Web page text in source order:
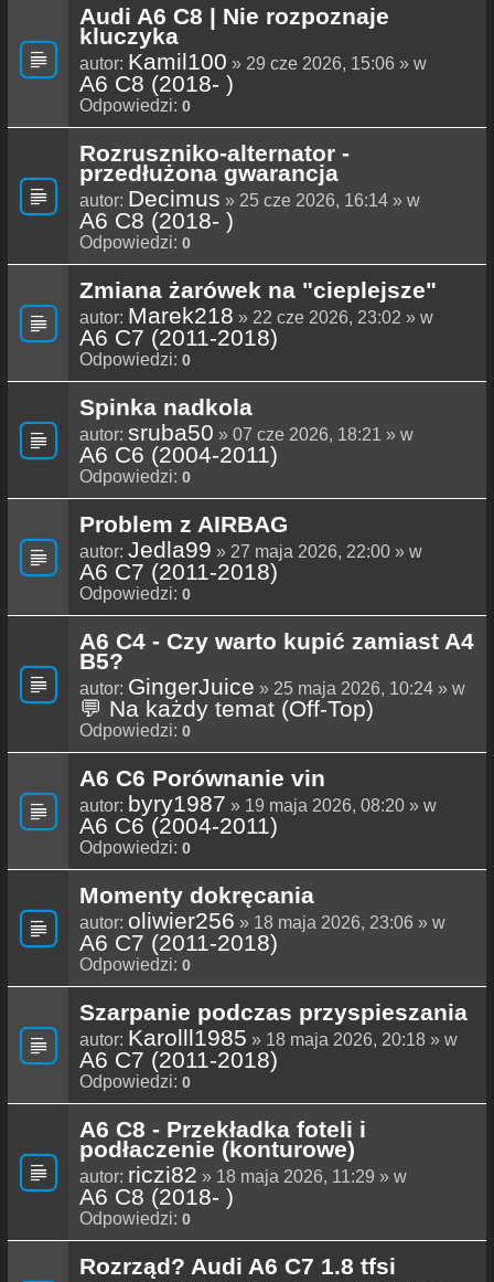
Audi A6 C8 | Nie rozpoznaje
kluczyka
autor: Kamil100 » 29 cze 2026, 15:06 » w
A6 C8 (2018- )
Odpowiedzi: 0
Rozruszniko-alternator -
przedłużona gwarancja
autor: Decimus » 25 cze 2026, 16:14 » w
A6 C8 (2018- )
Odpowiedzi: 0
Zmiana żarówek na "cieplejsze"
autor: Marek218 » 22 cze 2026, 23:02 » w
A6 C7 (2011-2018)
Odpowiedzi: 0
Spinka nadkola
autor: sruba50 » 07 cze 2026, 18:21 » w
A6 C6 (2004-2011)
Odpowiedzi: 0
Problem z AIRBAG
autor: Jedla99 » 27 maja 2026, 22:00 » w
A6 C7 (2011-2018)
Odpowiedzi: 0
A6 C4 - Czy warto kupić zamiast A4
B5?
autor: GingerJuice » 25 maja 2026, 10:24 » w
💬 Na każdy temat (Off-Top)
Odpowiedzi: 0
A6 C6 Porównanie vin
autor: byry1987 » 19 maja 2026, 08:20 » w
A6 C6 (2004-2011)
Odpowiedzi: 0
Momenty dokręcania
autor: oliwier256 » 18 maja 2026, 23:06 » w
A6 C7 (2011-2018)
Odpowiedzi: 0
Szarpanie podczas przyspieszania
autor: Karolll1985 » 18 maja 2026, 20:18 » w
A6 C7 (2011-2018)
Odpowiedzi: 0
A6 C8 - Przekładka foteli i
podłaczenie (konturowe)
autor: riczi82 » 18 maja 2026, 11:29 » w
A6 C8 (2018- )
Odpowiedzi: 0
Rozrząd? Audi A6 C7 1.8 tfsi